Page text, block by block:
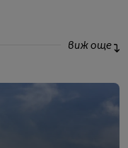
виж още